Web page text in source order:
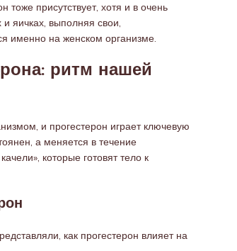
тоже присутствует, хотя и в очень
яичках, выполняя свои,
именно на женском организме.
ритм нашей
и прогестерон играет ключевую
а меняется в течение
которые готовят тело к
как прогестерон влияет на